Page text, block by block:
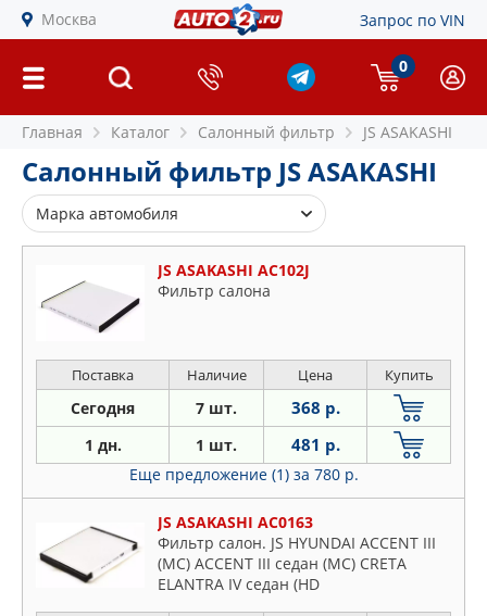
Москва Запрос по VIN
0
Главная Каталог Салонный фильтр JS ASAKASHI
Салонный фильтр JS ASAKASHI
Марка автомобиля
Audi
BMW
Cadillac
Chrysler
Citroen
Daewoo
Daihatsu
Ford
Honda
JS ASAKASHI AC102J
Фильтр салона
Поставка Наличие Цена Купить
Сегодня 7 шт. 368 р.
1 дн. 1 шт. 481 р.
Еще предложение (1) за 780 р.
JS ASAKASHI AC0163
Фильтр салон. JS HYUNDAI ACCENT III
(MC) ACCENT III седан (MC) CRETA
ELANTRA IV седан (HD